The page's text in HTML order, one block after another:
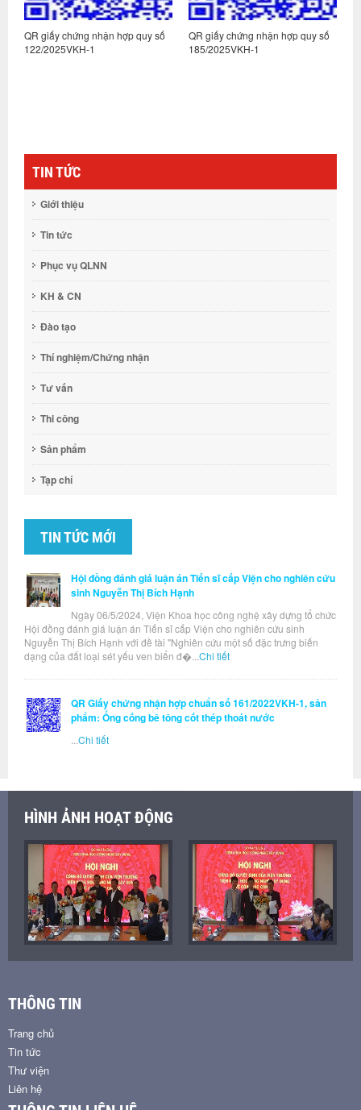
QR giấy chứng nhận hợp quy số
122/2025VKH-1
QR giấy chứng nhận hợp quy số
185/2025VKH-1
TIN TỨC
Giới thiệu
Tin tức
Phục vụ QLNN
KH & CN
Đào tạo
Thí nghiệm/Chứng nhận
Tư vấn
Thi công
Sản phẩm
Tạp chí
TIN TỨC MỚI
Hội đồng đánh giá luận án Tiến sĩ cấp Viện cho nghiên cứu
sinh Nguyễn Thị Bích Hạnh
Ngày 06/5/2024, Viện Khoa học công nghệ xây dựng tổ chức
Hội đồng đánh giá luận án Tiến sĩ cấp Viện cho nghiên cứu sinh
Nguyễn Thị Bích Hạnh với đề tài "Nghiên cứu một số đặc trưng biến
dạng của đất loại sét yếu ven biển đ�... Chi tiết
QR Giấy chứng nhận hợp chuẩn số 161/2022VKH-1, sản
phẩm: Ống cống bê tông cốt thép thoát nước
Chi tiết
HÌNH ẢNH HOẠT ĐỘNG
THÔNG TIN
Trang chủ
Tin tức
Thư viện
Liên hệ